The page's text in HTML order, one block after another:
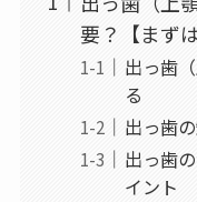
要？【まず
出っ歯
る
出っ歯
出っ歯
イント